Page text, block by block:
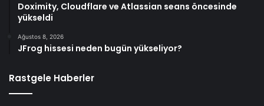
Doximity, Cloudflare ve Atlassian seans öncesinde
yükseldi
Ağustos 8, 2026
JFrog hissesi neden bugün yükseliyor?
Rastgele Haberler